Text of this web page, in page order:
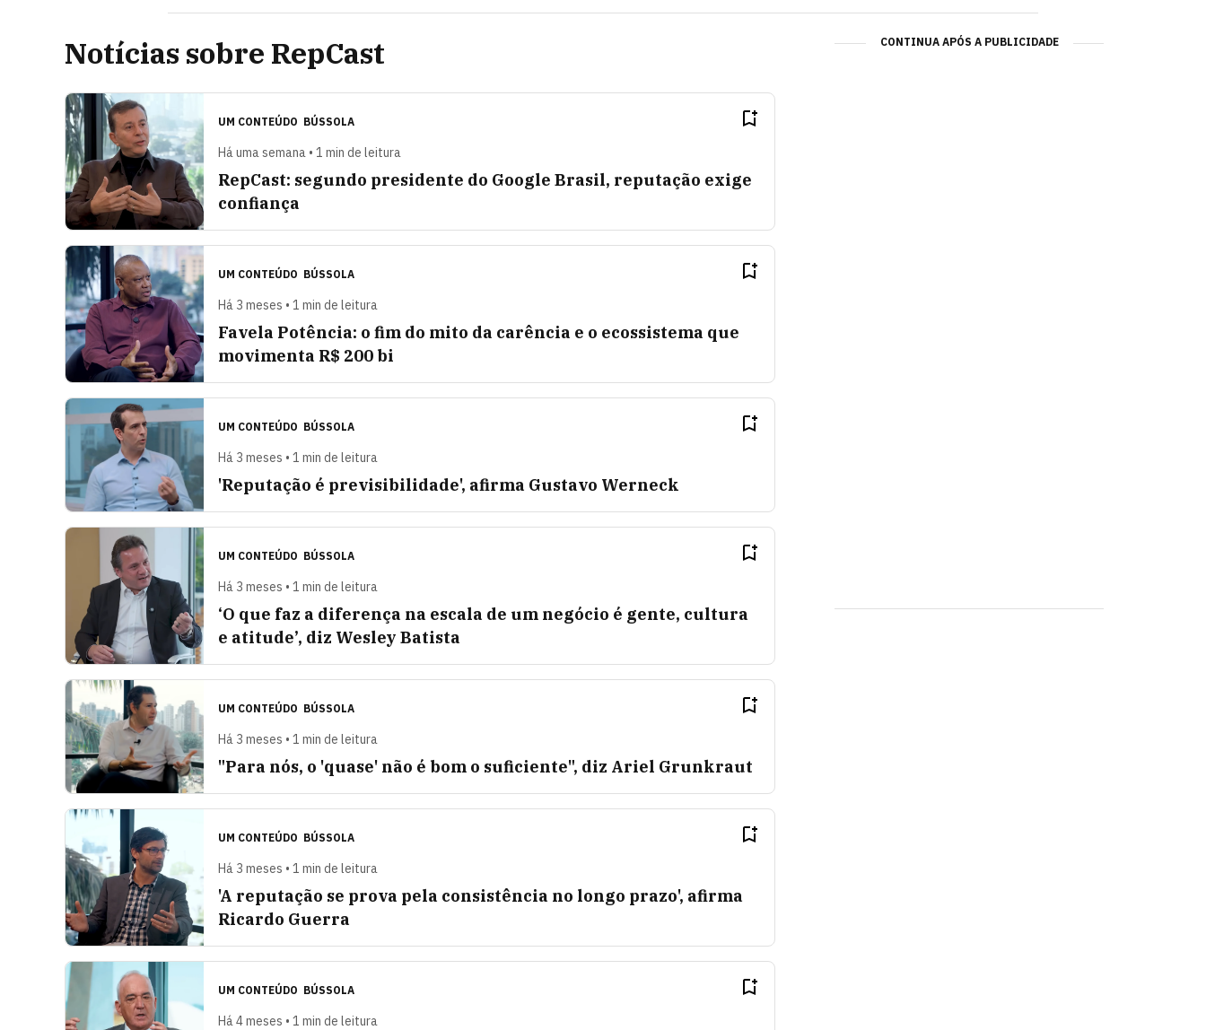
Notícias sobre RepCast
UM CONTEÚDO BÚSSOLA
Há uma semana • 1 min de leitura
RepCast: segundo presidente do Google Brasil, reputação exige
confiança
UM CONTEÚDO BÚSSOLA
Há 3 meses • 1 min de leitura
Favela Potência: o fim do mito da carência e o ecossistema que
movimenta R$ 200 bi
UM CONTEÚDO BÚSSOLA
Há 3 meses • 1 min de leitura
'Reputação é previsibilidade', afirma Gustavo Werneck
UM CONTEÚDO BÚSSOLA
Há 3 meses • 1 min de leitura
‘O que faz a diferença na escala de um negócio é gente, cultura
e atitude’, diz Wesley Batista
UM CONTEÚDO BÚSSOLA
Há 3 meses • 1 min de leitura
"Para nós, o 'quase' não é bom o suficiente", diz Ariel Grunkraut
UM CONTEÚDO BÚSSOLA
Há 3 meses • 1 min de leitura
'A reputação se prova pela consistência no longo prazo', afirma
Ricardo Guerra
UM CONTEÚDO BÚSSOLA
Há 4 meses • 1 min de leitura
CONTINUA APÓS A PUBLICIDADE